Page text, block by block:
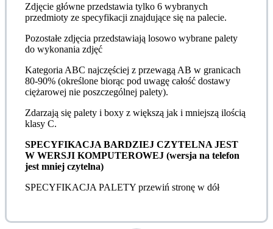
Zdjęcie główne przedstawia tylko 6 wybranych
przedmioty ze specyfikacji znajdujące się na palecie.
Pozostałe zdjęcia przedstawiają losowo wybrane palety
do wykonania zdjęć
Kategoria ABC najczęściej z przewagą AB w granicach
80-90% (określone biorąc pod uwagę całość dostawy
ciężarowej nie poszczególnej palety).
Zdarzają się palety i boxy z większą jak i mniejszą ilością
klasy C.
SPECYFIKACJA BARDZIEJ CZYTELNA JEST
W WERSJI KOMPUTEROWEJ (wersja na telefon
jest mniej czytelna)
SPECYFIKACJA PALETY przewiń stronę w dół